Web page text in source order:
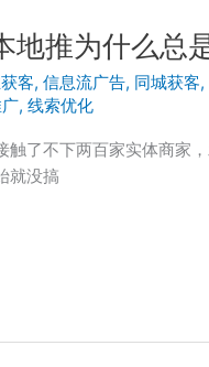
地推为什么总
客,信息流广告, 同城获客,
,线索优化
触了不下两百家实体商家
就没搞